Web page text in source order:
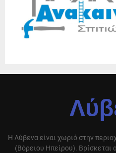
Η Λύβενα είναι χωριό στην
(Βόρειου Ηπείρου). Βρίσκεται